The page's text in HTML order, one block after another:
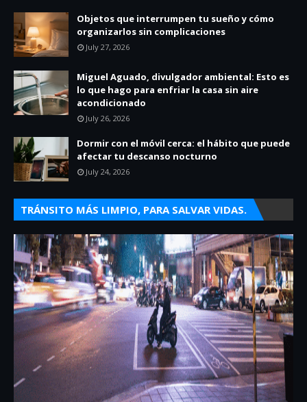
Objetos que interrumpen tu sueño y cómo
organizarlos sin complicaciones
July 27, 2026
Miguel Aguado, divulgador ambiental: Esto es
lo que hago para enfriar la casa sin aire
acondicionado
July 26, 2026
Dormir con el móvil cerca: el hábito que puede
afectar tu descanso nocturno
July 24, 2026
TRÁNSITO MÁS LIMPIO, PARA SALVAR VIDAS.